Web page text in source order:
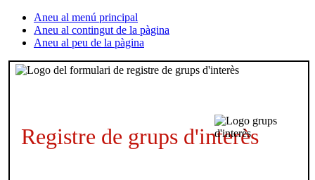
Aneu al menú principal
Aneu al contingut de la pàgina
Aneu al peu de la pàgina
Registre de grups d'interès